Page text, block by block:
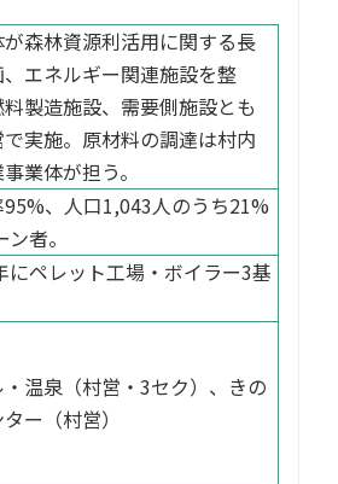
が森林資源利活用に関する長
エネルギー関連施設を整
製造施設、需要側施設とも
で実施。原材料の調達は村内
業体が担う。
、人口1,043人のうち21%
者。
にペレット工場・ボイラー3基
温泉（村営・3セク）、きの
ー（村営）